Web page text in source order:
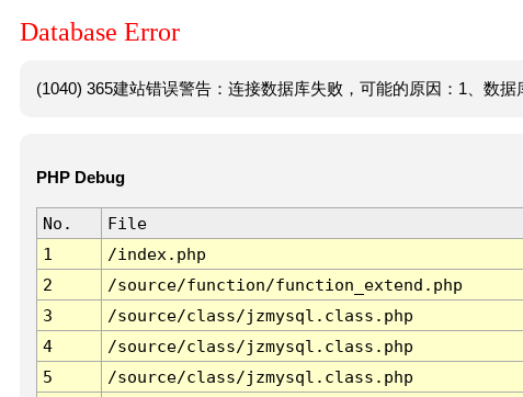
Database Error
(1040) 365建站错误警告：连接数据库失败，可能的原因：1、数据
PHP Debug
No. File
1
/index.php
2
/source/function/function_extend.php
3
/source/class/jzmysql.class.php
4
/source/class/jzmysql.class.php
5
/source/class/jzmysql.class.php